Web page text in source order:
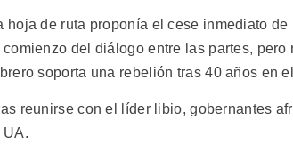
hoja de ruta proponía el cese inmediato
comienzo del diálogo entre las partes,
soporta una rebelión tras 40 años en
reunirse con el líder libio, gobernantes
UA.